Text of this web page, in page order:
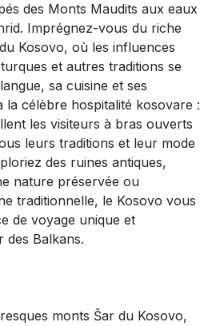
des Monts Maudits aux eaux
Imprégnez-vous du riche
Kosovo, où les influences
et autres traditions se
sa cuisine et ses
la célèbre hospitalité kosovare :
les visiteurs à bras ouverts
leurs traditions et leur mode
des ruines antiques,
nature préservée ou
traditionnelle, le Kosovo vous
de voyage unique et
Balkans.
monts Šar du Kosovo,